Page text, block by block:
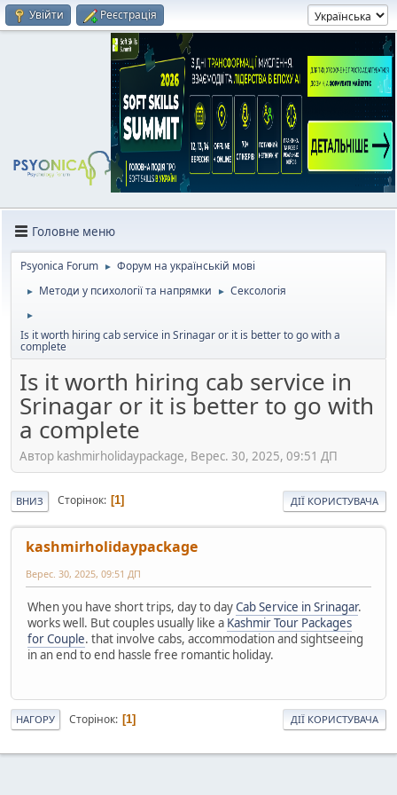
Увійти Реєстрація
Головне меню
Psyonica Forum ► Форум на українській мові
► Методи у психології та напрямки ► Сексологія
►
Is it worth hiring cab service in Srinagar or it is better to go with a
complete
Is it worth hiring cab service in
Srinagar or it is better to go with
a complete
Автор kashmirholidaypackage, Верес. 30, 2025, 09:51 ДП
ВНИЗ Сторінок 1 ДІЇ КОРИСТУВАЧА
kashmirholidaypackage
Верес. 30, 2025, 09:51 ДП
When you have short trips, day to dayCab Service in Srinagar.
works well. But couples usually like a Kashmir Tour Packages
for Couple. that involve cabs, accommodation and sightseeing
in an end to end hassle free romantic holiday.
НАГОРУ Сторінок 1 ДІЇ КОРИСТУВАЧА